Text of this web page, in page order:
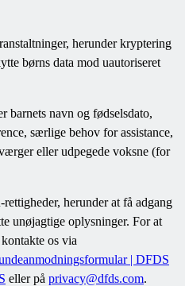
herunder kryptering
børns data mod uautoriseret
barnets navn og fødselsdato,
særlige behov for assistance,
eller udpegede voksne (for
herunder at få adgang
unøjagtige oplysninger. For at
os via
| DFDS
eller på privacy@dfds.com.